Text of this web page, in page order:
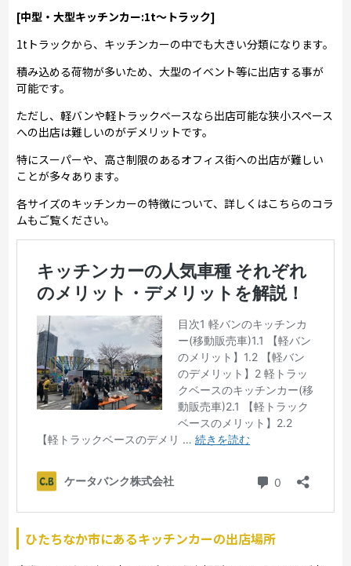
[中型・大型キッチンカー:1t～トラック]
1tトラックから、キッチンカーの中でも大きい分類になります。
積み込める荷物が多いため、大型のイベント等に出店する事が
可能です。
ただし、軽バンや軽トラックベースなら出店可能な狭小スペース
への出店は難しいのがデメリットです。
特にスーパーや、高さ制限のあるオフィス街への出店が難しい
ことが多々あります。
各サイズのキッチンカーの特徴について、詳しくはこちらのコラ
ムもご覧ください。
ひたちなか市にあるキッチンカーの出店場所